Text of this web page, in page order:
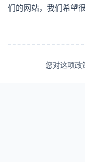
们的网站，我们希望
您对这项政